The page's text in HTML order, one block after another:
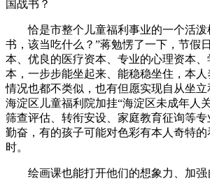
国战书？
恰是市整个儿童福利事业的一个活泼
书，该当吃什么？”蒋勉愣了一下，节假
本、优良的医疗资本、专业的心理资本
本，一步步能坐起来、能稳稳坐住，本
情况也都不类似，也有但愿实现自从坐立
海淀区儿童福利院加挂“海淀区未成年人
筛查评估、转衔安设、家庭教育征询等
勤奋，有的孩子可能对色彩有本人奇特
时。
绘画课也能打开他们的想象力、加强